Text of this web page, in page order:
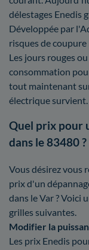
délestages Enedis
Développée par
risques de
Les jours rouges
consommation
tout maintenant
électrique survient.
Quel prix pour
dans le 83480 ?
Vous désirez vous
prix d'un
dans le Var ? Voici
grilles suivantes.
Modifier la
Les prix Enedis